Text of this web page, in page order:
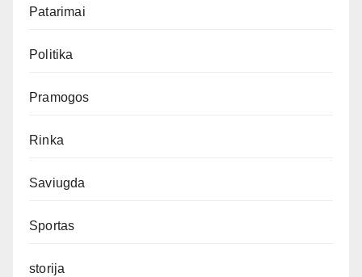
Patarimai
Politika
Pramogos
Rinka
Saviugda
Sportas
storija